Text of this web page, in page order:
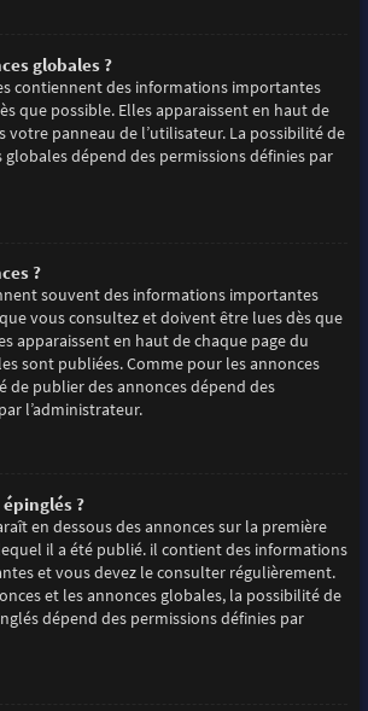
globales ?
contiennent des informations importantes
que possible. Elles apparaissent en haut de
votre panneau de l’utilisateur. La possibilité de
dépend des permissions définies par
?
souvent des informations importantes
vous consultez et doivent être lues dès que
apparaissent en haut de chaque page du
sont publiées. Comme pour les annonces
de publier des annonces dépend des
l’administrateur.
?
en dessous des annonces sur la première
il a été publié. il contient des informations
et vous devez le consulter régulièrement.
et les annonces globales, la possibilité de
dépend des permissions définies par